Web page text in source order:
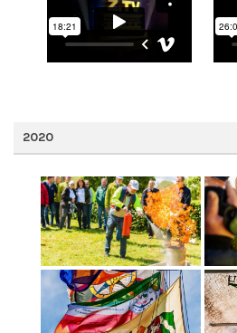
2020